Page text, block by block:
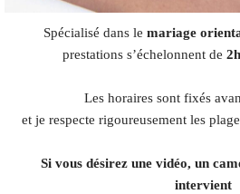
Spécialisé dans le mariage
prestations s’échelonnent de
Les horaires sont fixés
et je respecte rigoureusement les
Si vous désirez une vidéo, un
intervient